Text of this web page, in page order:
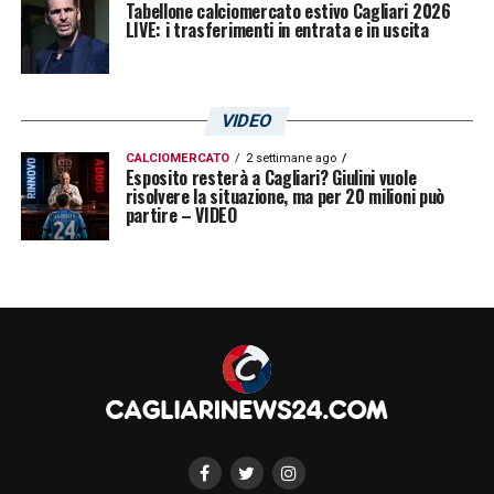
Tabellone calciomercato estivo Cagliari 2026
LIVE: i trasferimenti in entrata e in uscita
VIDEO
CALCIOMERCATO 2 settimane ago
Esposito resterà a Cagliari? Giulini vuole
risolvere la situazione, ma per 20 milioni può
partire – VIDEO